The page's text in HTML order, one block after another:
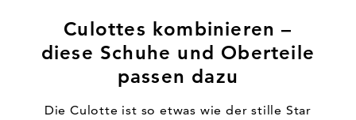
Culottes kombinieren –
diese Schuhe und Oberteile
passen dazu
Die Culotte ist so etwas wie der stille Star